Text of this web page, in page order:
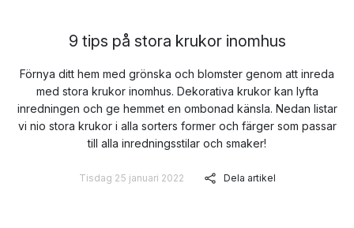
9 tips på stora krukor inomhus
Förnya ditt hem med grönska och blomster genom att inreda
med stora krukor inomhus. Dekorativa krukor kan lyfta
inredningen och ge hemmet en ombonad känsla. Nedan listar
vi nio stora krukor i alla sorters former och färger som passar
till alla inredningsstilar och smaker!
Tisdag 25 januari 2022 Dela artikel